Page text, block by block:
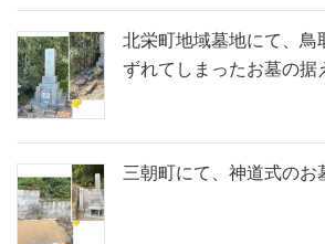
北栄町地域墓地にて、鳥
ずれてしまったお墓の据
三朝町にて、神道式のお